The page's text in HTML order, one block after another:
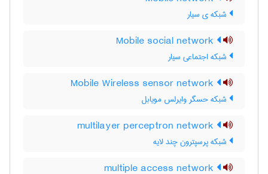
شبکه ی سیار
شبکه اجتماعی سیار
شبکه حسگر وایرلس مویابل
شبکه پرسپترون چند لایه